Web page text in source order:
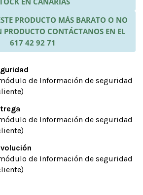
PRODUCTO MÁS BARATO O NO
PRODUCTO CONTÁCTANOS EN EL
617 42 92 71
de Información de seguridad
de Información de seguridad
de Información de seguridad